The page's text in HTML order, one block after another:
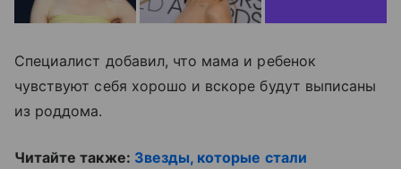
Специалист добавил, что мама и ребенок
чувствуют себя хорошо и вскоре будут выписаны
из роддома.
Читайте также: Звезды, которые стали